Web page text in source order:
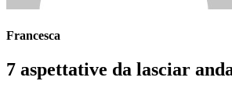
Francesca
7 aspettative da lasciar